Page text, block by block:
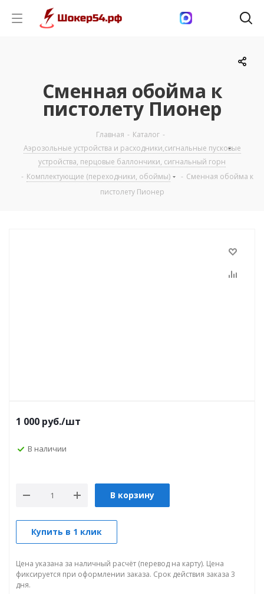
Сменная обойма к
пистолету Пионер
Главная - Каталог -
Аэрозольные устройства и расходники,сигнальные пусковые
устройства, перцовые баллончики, сигнальный горн
- Комплектующие (переходники, обоймы) - Сменная обойма к
пистолету Пионер
1 000 руб./шт
В наличии
В корзину
Купить в 1 клик
Цена указана за наличный расчёт (перевод на карту). Цена
фиксируется при оформлении заказа. Срок действия заказа 3
дня.